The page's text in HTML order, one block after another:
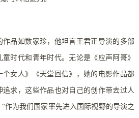
品如数家珍，他坦言王君正导演的多部
时代和青年时代。无论是《应声阿哥》
个女人》《天堂回信》，她的电影作品都
求，这些作品也对自己的创作带去过人
作为我们国家率先进入国际视野的导演之